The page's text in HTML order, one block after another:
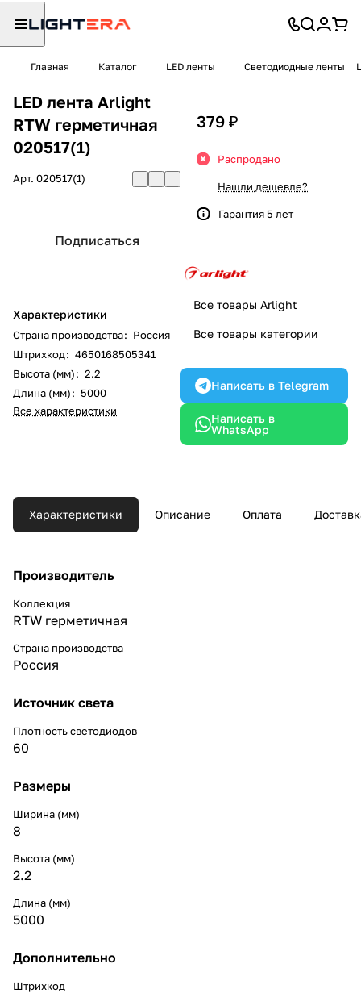
Главная Каталог LED ленты Светодиодные ленты
LED лента Arlight
RTW герметичная
020517(1)
Арт. 020517(1)
Подписаться
Характеристики
Страна производства: Россия
Штрихкод: 4650168505341
Высота (мм): 2.2
Длина (мм): 5000
Все характеристики
379 ₽
Распродано
Нашли дешевле?
Гарантия 5 лет
Все товары Arlight
Все товары категории
Написать в Telegram
Написать в
WhatsApp
Характеристики Описание Оплата
Производитель
Коллекция
RTW герметичная
Страна производства
Россия
Источник света
Плотность светодиодов
60
Размеры
Ширина (мм)
8
Высота (мм)
2.2
Длина (мм)
5000
Дополнительно
Штрихкод